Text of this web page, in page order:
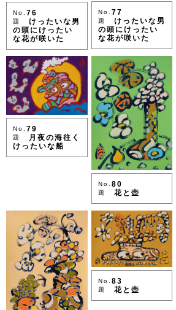
No. 76
題
けったいな男
の頭にけったい
な花が咲いた
No. 77
題
けったいな男
の頭にけったい
な花が咲いた
No. 79
題
月夜の海往く
けったいな船
No. 80
題 花と壺
No. 83
題 花と壺